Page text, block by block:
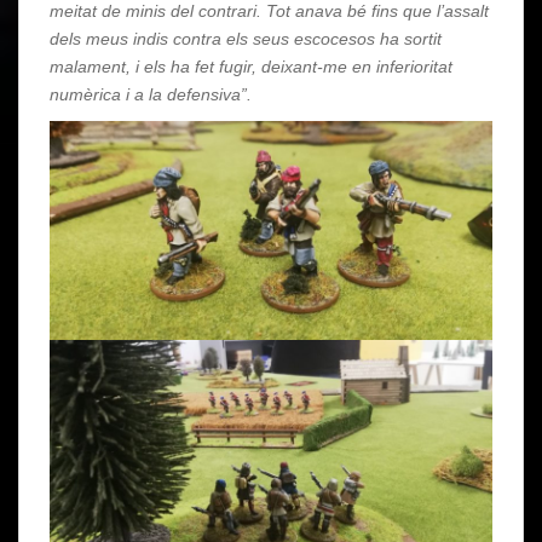
meitat de minis del contrari. Tot anava bé fins que l’assalt
dels meus indis contra els seus escocesos ha sortit
malament, i els ha fet fugir, deixant-me en inferioritat
numèrica i a la defensiva”.